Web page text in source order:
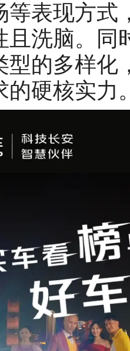
等表现方式
且洗脑。同
型的多样化
的硬核实力